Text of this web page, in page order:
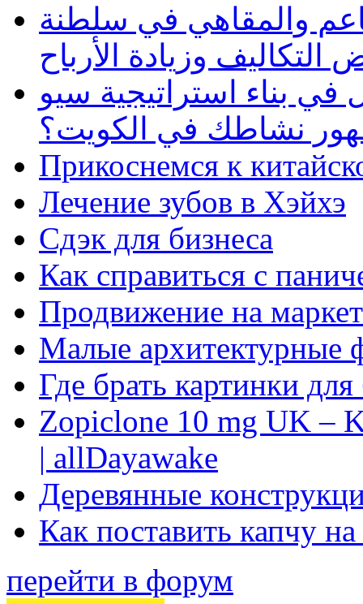
والمقاهي في سلطنة
وزيادة الأرباح
بناء استراتيجية سيو
نشاطك في الكويت؟
Прикоснемся к
Лечение зубов в Хэйхэ
Сдэк для бизнеса
Как справиться с
Продвижение на
Малые архитектурные
Где брать картинки
Zopiclone 10 mg UK –
| allDayawake
Деревянные
Как поставить капчу
перейти в форум